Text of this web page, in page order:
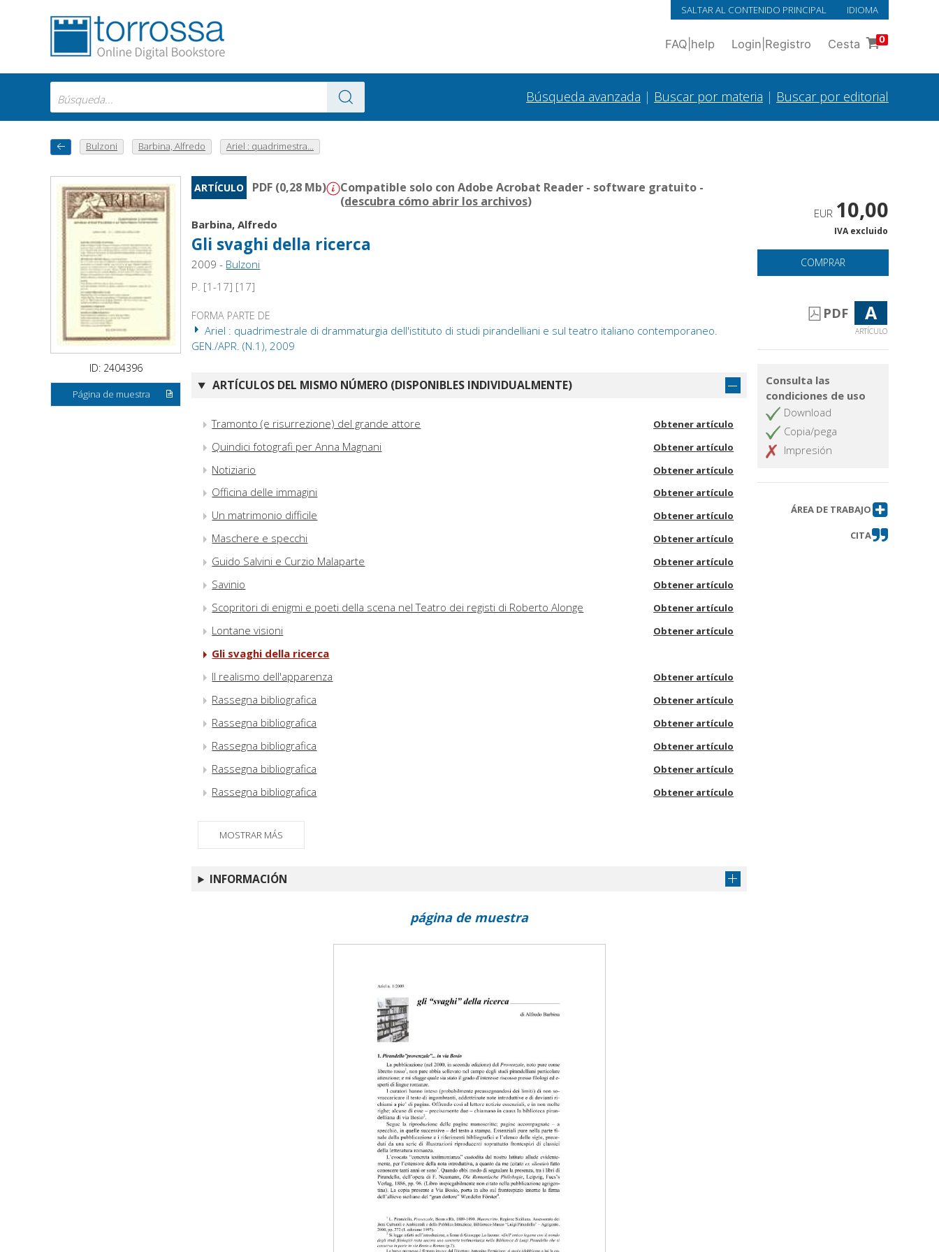
SALTAR AL CONTENIDO PRINCIPAL IDIOMA
FAQ help Login Registro Cesta 0
Búsqueda avanzada | Buscar por materia | Buscar por editorial
Bulzoni Barbina, Alfredo Ariel : quadrimestra...
ID: 2404396
Página de muestra
ARTÍCULO PDF (0,28 Mb)
Compatible solo con Adobe Acrobat Reader - software gratuito -
(descubra cómo abrir los archivos)
Barbina, Alfredo
Gli svaghi della ricerca
2009 - Bulzoni
P. [1-17] [17]
FORMA PARTE DE
Ariel : quadrimestrale di drammaturgia dell'istituto di studi pirandelliani e sul teatro italiano contemporaneo.
GEN./APR. (N.1), 2009
ARTÍCULOS DEL MISMO NÚMERO (DISPONIBLES INDIVIDUALMENTE)
Tramonto (e risurrezione) del grande attore Obtener artículo
Quindici fotografi per Anna Magnani Obtener artículo
Notiziario Obtener artículo
Officina delle immagini Obtener artículo
Un matrimonio difficile Obtener artículo
Maschere e specchi Obtener artículo
Guido Salvini e Curzio Malaparte Obtener artículo
Savinio Obtener artículo
Scopritori di enigmi e poeti della scena nel Teatro dei registi di Roberto Alonge Obtener artículo
Lontane visioni Obtener artículo
Gli svaghi della ricerca
Il realismo dell'apparenza
Obtener artículo
Rassegna bibliografica Obtener artículo
Rassegna bibliografica Obtener artículo
Rassegna bibliografica Obtener artículo
Rassegna bibliografica Obtener artículo
Rassegna bibliografica Obtener artículo
MOSTRAR MÁS
INFORMACIÓN
EUR 10,00
IVA excluido
COMPRAR
PDF A
ARTÍCULO
Consulta las
condiciones de uso
Download
Copia/pega
Impresión
ÁREA DE TRABAJO
CITA
página de muestra